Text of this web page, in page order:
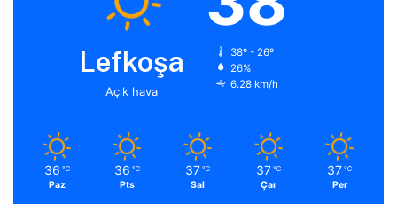
Lefkoşa
Açık hava
38º - 26º
26%
6.28 km/h
36 ℃
Paz
36 ℃
Pts
37 ℃
Sal
37 ℃
Çar
37 ℃
Per